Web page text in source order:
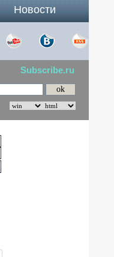
Новости
Subscribe.ru